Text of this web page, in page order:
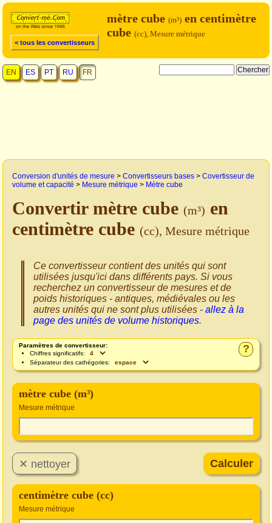
< tous les convertisseurs
mètre cube (m³) en centimètre
cube (cc), Mesure métrique
EN ES PT RU FR
Conversion d'unités de mesure > Convertisseurs bases > Covertisseur de
volume et capacité > Mesure métrique > Mètre cube
Convertir mètre cube (m³) en
centimètre cube (cc), Mesure métrique
Ce convertisseur contient des unités qui sont
utilisées jusqu'ici dans différents pays. Si vous
recherchez un convertisseur de mesures et de
poids historiques - antiques, médiévales ou les
autres unités qui ne sont plus utilisées - allez à la
page des unités de volume historiques.
?
Paramètres de convertisseur:
Chiffres significatifs:
Séparateur des cathégories:
mètre cube (m³)
Mesure métrique
centimètre cube (cc)
Mesure métrique